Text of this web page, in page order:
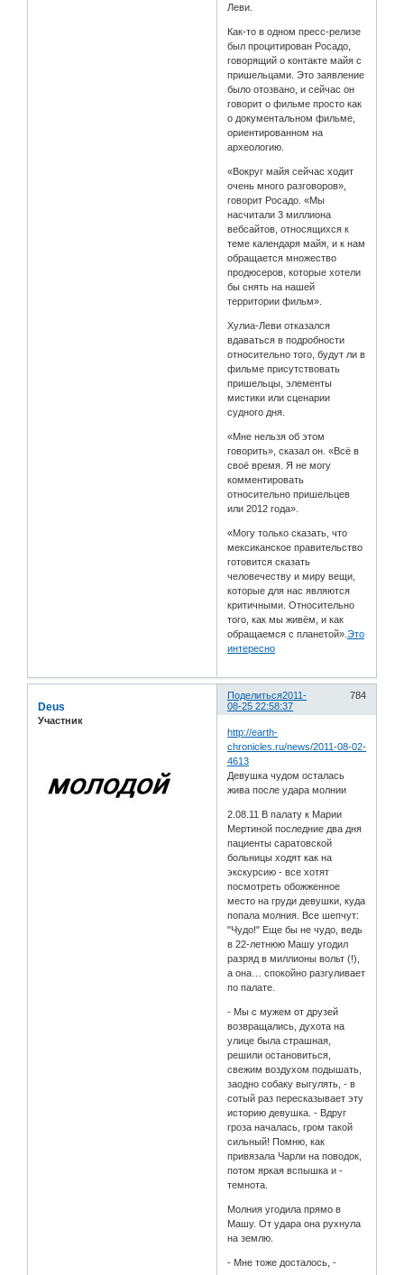
Леви.
Как-то в одном пресс-релизе
был процитирован Росадо,
говорящий о контакте майя с
пришельцами. Это заявление
было отозвано, и сейчас он
говорит о фильме просто как
о документальном фильме,
ориентированном на
археологию.
«Вокруг майя сейчас ходит
очень много разговоров»,
говорит Росадо. «Мы
насчитали 3 миллиона
вебсайтов, относящихся к
теме календаря майя, и к нам
обращается множество
продюсеров, которые хотели
бы снять на нашей
территории фильм».
Хулиа-Леви отказался
вдаваться в подробности
относительно того, будут ли в
фильме присутствовать
пришельцы, элементы
мистики или сценарии
судного дня.
«Мне нельзя об этом
говорить», сказал он. «Всё в
своё время. Я не могу
комментировать
относительно пришельцев
или 2012 года».
«Могу только сказать, что
мексиканское правительство
готовится сказать
человечеству и миру вещи,
которые для нас являются
критичными. Относительно
того, как мы живём, и как
обращаемся с планетой».Это
интересно
Поделиться 784
2011-
08-25 22:58:37
Deus
Участник
http://earth-
chronicles.ru/news/2011-08-02-
4613
Девушка чудом осталась
жива после удара молнии
2.08.11 В палату к Марии
Мертиной последние два дня
пациенты саратовской
больницы ходят как на
экскурсию - все хотят
посмотреть обожженное
место на груди девушки, куда
попала молния. Все шепчут:
"Чудо!" Еще бы не чудо, ведь
в 22-летнюю Машу угодил
разряд в миллионы вольт (!),
а она… спокойно разгуливает
по палате.
- Мы с мужем от друзей
возвращались, духота на
улице была страшная,
решили остановиться,
свежим воздухом подышать,
заодно собаку выгулять, - в
сотый раз пересказывает эту
историю девушка. - Вдруг
гроза началась, гром такой
сильный! Помню, как
привязала Чарли на поводок,
потом яркая вспышка и -
темнота.
Молния угодила прямо в
Машу. От удара она рухнула
на землю.
- Мне тоже досталось, -